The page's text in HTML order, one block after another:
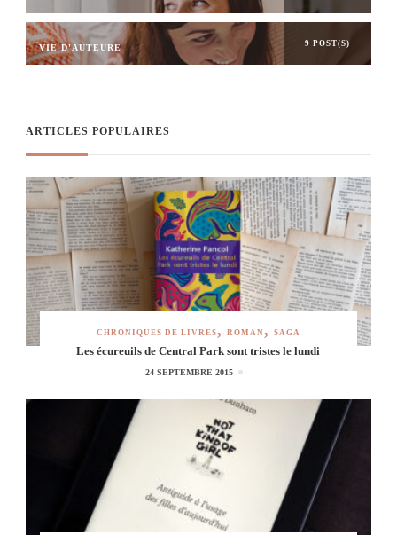
VIE D'AUTEURE 9 POST(S)
ARTICLES POPULAIRES
CHRONIQUES DE LIVRES ROMAN SAGA
Les écureuils de Central Park sont tristes le lundi
24 SEPTEMBRE 2015